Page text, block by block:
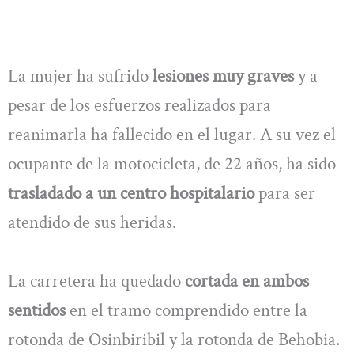
La mujer ha sufridolesiones muy gravesy a
pesar de los esfuerzos realizados para
reanimarla ha fallecido en el lugar. A su vez el
ocupante de la motocicleta, de 22 años, ha sido
trasladado a un centro hospitalariopara ser
atendido de sus heridas.
La carretera ha quedado cortada en ambos
sentidosen el tramo comprendido entre la
rotonda de Osinbiribil y la rotonda de Behobia.